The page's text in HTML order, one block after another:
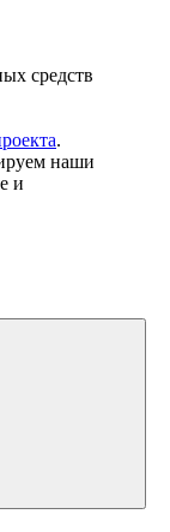
средств
.
наши
и